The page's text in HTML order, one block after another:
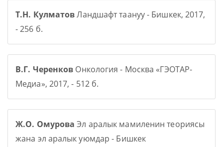
Т.Н. КулматовЛандшафт таануу - Бишкек, 2017,
- 256 б.
В.Г. Черенков Онкология - Москва «ГЭОТАР-
Медиа», 2017, - 512 б.
Ж.О. Омурова Эл аралык мамиленин теориясы
жана эл аралык уюмдар - Бишкек